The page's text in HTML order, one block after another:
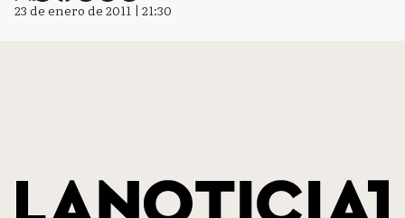
23 de enero de 2011 | 21:30